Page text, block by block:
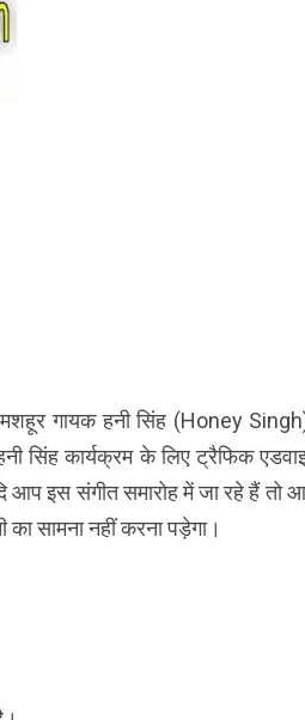
गायक हनी सिंह (Honey
सिंह कार्यक्रम के लिए ट्रैफिक
आप इस संगीत समारोह में जा रहे हैं तो
सामना नहीं करना पड़ेगा।